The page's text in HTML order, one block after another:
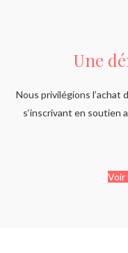
Une
Nous privilégions l’achat
s‘inscrivant en soutien
Voir